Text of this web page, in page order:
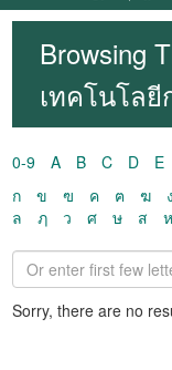
Browsing
เทคโนโล
0-9 A B C D E
ก
ข ฃ ค ฅ ฆ ง
ล
ฦ ว ศ ษ ส ห
Sorry, there are no